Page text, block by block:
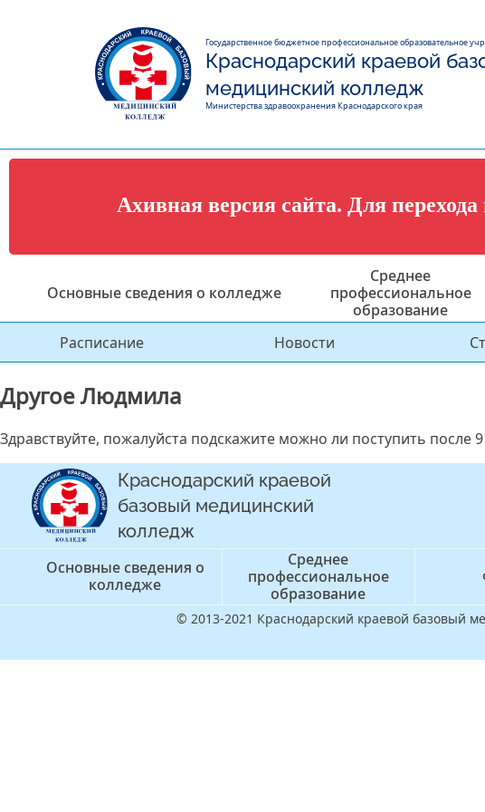
Государственное бюджетное профессиональное образовательное
Краснодарский краевой
медицинский колледж
Министерства здравоохранения Краснодарского края
Ахивная версия сайта. Для
Основные сведения о колледже
Среднее
профессиональное
образование
Расписание Новости
Другое Людмила
Здравствуйте, пожалуйста подскажите можно ли поступить после
Краснодарский краевой
базовый медицинский
колледж
Основные сведения о
колледже
Среднее
профессиональное
образование
© 2013-2021 Краснодарский краевой базовый